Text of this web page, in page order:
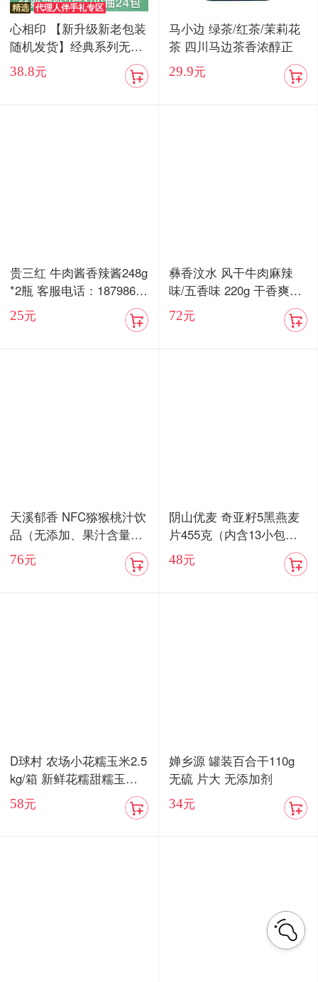
精选 代理人伴手礼专区
心相印 【新升级新老包装
随机发货】经典系列无香
抽纸3层100抽24包家用实
惠装整箱纸巾面巾餐巾纸
38.8元
马小边 绿茶/红茶/茉莉花
茶 四川马边茶香浓醇正
29.9元
贵三红 牛肉酱香辣酱248g
*2瓶 客服电话：18798676
577
25元
彝香汶水 风干牛肉麻辣
味/五香味 220g 干香爽口
嚼劲十足
72元
天溪郁香 NFC猕猴桃汁饮
品（无添加、果汁含量8
5%）顺丰包邮
76元
阴山优麦 奇亚籽5黑燕麦
片455克（内含13小包）/
血燕麦5红燕麦片455克
（内含13小包）
48元
D球村 农场小花糯玉米2.5
kg/箱 新鲜花糯甜糯玉米
棒真空
58元
婵乡源 罐装百合干110g
无硫 片大 无添加剂
34元